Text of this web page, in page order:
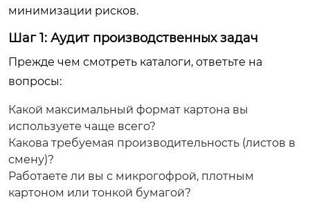
минимизации рисков.
Шаг 1: Аудит производственных задач
Прежде чем смотреть каталоги, ответьте на
вопросы:
Какой максимальный формат картона вы
используете чаще всего?
Какова требуемая производительность (листов в
смену)?
Работаете ли вы с микрогофрой, плотным
картоном или тонкой бумагой?